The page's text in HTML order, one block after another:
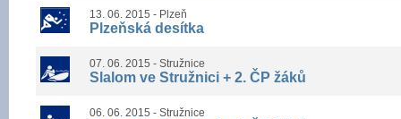
13. 06. 2015 - Plzeň
Plzeňská desítka
07. 06. 2015 - Stružnice
Slalom ve Stružnici + 2. ČP žáků
06. 06. 2015 - Stružnice